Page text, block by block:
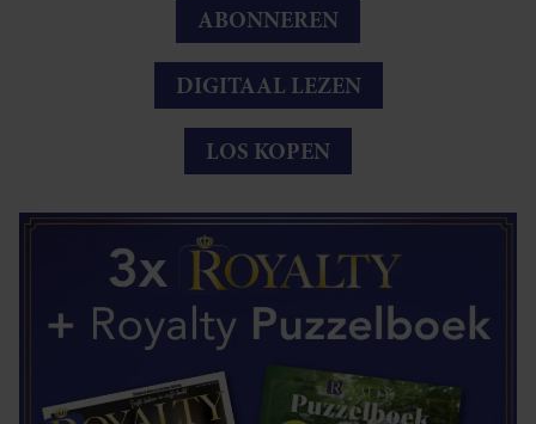
ABONNEREN
DIGITAAL LEZEN
LOS KOPEN